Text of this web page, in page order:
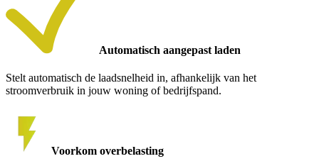
Automatisch aangepast laden
Stelt automatisch de laadsnelheid in, afhankelijk van het
stroomverbruik in jouw woning of bedrijfspand.
Voorkom overbelasting